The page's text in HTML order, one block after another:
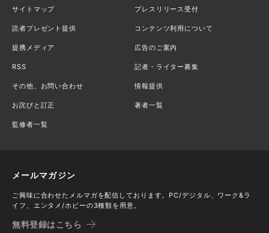
サイトマップ プレスリリース受付
読者プレゼント提供 コンテンツ利用について
提携メディア 広告のご案内
RSS 記者・ライター募集
その他、お問い合わせ 情報提供
お詫びと訂正 著者一覧
監修者一覧
メールマガジン
ご興味に合わせたメルマガを配信しております。PC/デジタル、ワーク&ラ
イフ、エンタメ/ホビーの3種類を用意。
無料登録はこちら